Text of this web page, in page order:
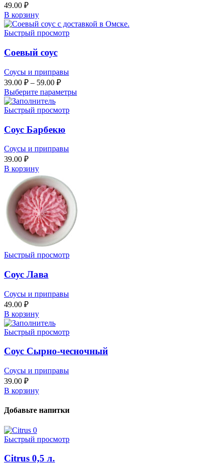
49.00 ₽
В корзину
Быстрый просмотр
Соевый соус
Соусы и приправы
39.00 ₽ – 59.00 ₽
Выберите параметры
Быстрый просмотр
Соус Барбекю
Соусы и приправы
39.00 ₽
В корзину
Быстрый просмотр
Соус Лава
Соусы и приправы
49.00 ₽
В корзину
Быстрый просмотр
Соус Сырно-чесночный
Соусы и приправы
39.00 ₽
В корзину
Добавьте напитки
Быстрый просмотр
Citrus 0,5 л.